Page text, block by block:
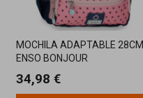
MOCHILA ADAPTABLE 28CM
ENSO BONJOUR
34,98 €